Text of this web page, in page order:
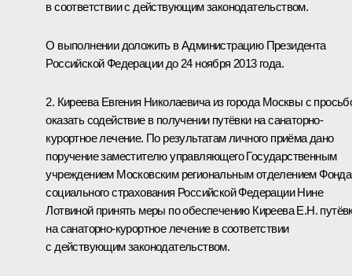
в соответствии с действующим законодательством.
О выполнении доложить в Администрацию Президента
Российской Федерации до 24 ноября 2013 года.
2. Киреева Евгения Николаевича из города Москвы с
оказать содействие в получении путёвки на санаторно-
курортное лечение. По результатам личного приёма дано
поручение заместителю управляющего Государственным
учреждением Московским региональным отделением Фонда
социального страхования Российской Федерации Нине
Лотвиной принять меры по обеспечению Киреева Е.Н.
на санаторно-курортное лечение в соответствии
с действующим законодательством.